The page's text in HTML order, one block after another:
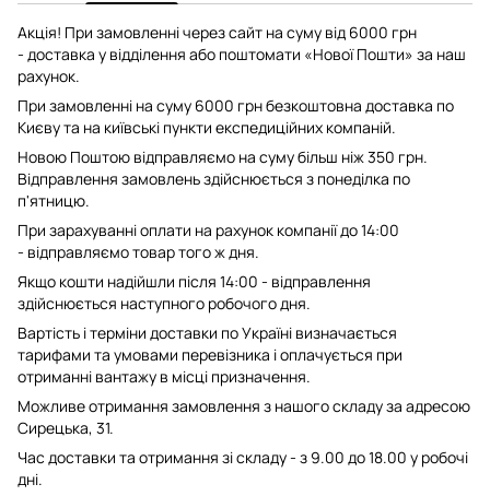
Акція! При замовленні через сайт на суму від 6000 грн
- доставка у відділення або поштомати «Нової Пошти» за наш
рахунок.
При замовленні на суму 6000 грн безкоштовна доставка по
Києву та на київські пункти експедиційних компаній.
Новою Поштою відправляємо на суму більш ніж 350 грн.
Відправлення замовлень здійснюється з понеділка по
п'ятницю.
При зарахуванні оплати на рахунок компанії до 14:00
- відправляємо товар того ж дня.
Якщо кошти надійшли після 14:00 - відправлення
здійснюється наступного робочого дня.
Вартість і терміни доставки по Україні визначається
тарифами та умовами перевізника і оплачується при
отриманні вантажу в місці призначення.
Можливе отримання замовлення з нашого складу за адресою
Сирецька, 31.
Час доставки та отримання зі складу - з 9.00 до 18.00 у робочі
дні.